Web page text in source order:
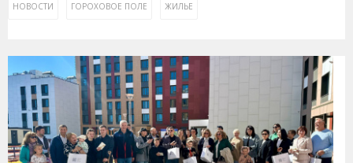
НОВОСТИ ГОРОХОВОЕ ПОЛЕ ЖИЛЬЕ